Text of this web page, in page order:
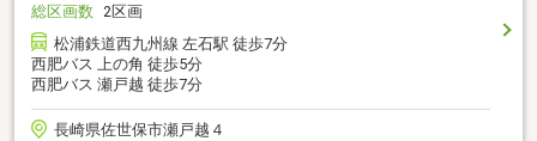
総区画数 2区画
松浦鉄道西九州線 左石駅 徒歩7分
西肥バス 上の角 徒歩5分
西肥バス 瀬戸越 徒歩7分
長崎県佐世保市瀬戸越４